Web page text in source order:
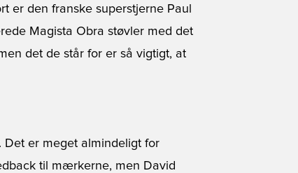
er den franske superstjerne Paul
Magista Obra støvler med det
det de står for er så vigtigt, at
Det er meget almindeligt for
til mærkerne, men David